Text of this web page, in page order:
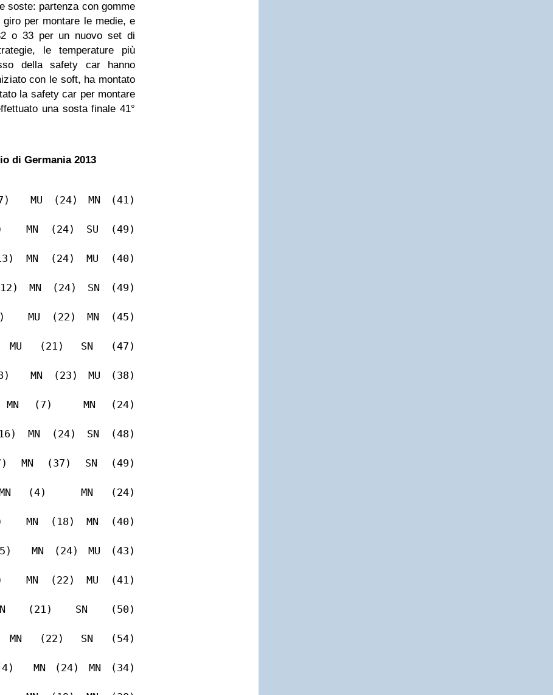
soste: partenza con gomme
per montare le medie, e
o 33 per un nuovo set di
le temperature più
della safety car hanno
con le soft, ha montato
la safety car per montare
una sosta finale 41°
di Germania 2013
MU (24) MN (41)
MN (24) SU (49)
MN (24) MU (40)
MN (24) SN (49)
MU (22) MN (45)
(21) SN (47)
MN (23) MU (38)
(7)  MN (24)
MN (24) SN (48)
MN (37) SN (49)
(4)  MN (24)
MN (18) MN (40)
MN (24) MU (43)
MN (22) MU (41)
(21) SN (50)
(22) SN (54)
MN (24) MN (34)